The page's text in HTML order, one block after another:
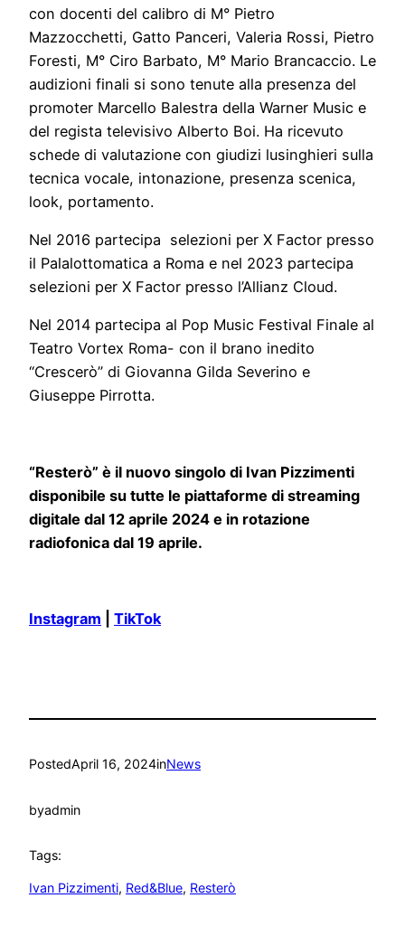
con docenti del calibro di M° Pietro
Mazzocchetti, Gatto Panceri, Valeria Rossi, Pietro
Foresti, M° Ciro Barbato, M° Mario Brancaccio. Le
audizioni finali si sono tenute alla presenza del
promoter Marcello Balestra della Warner Music e
del regista televisivo Alberto Boi. Ha ricevuto
schede di valutazione con giudizi lusinghieri sulla
tecnica vocale, intonazione, presenza scenica,
look, portamento.
Nel 2016 partecipa selezioni per X Factor presso
il Palalottomatica a Roma e nel 2023 partecipa
selezioni per X Factor presso l’Allianz Cloud.
Nel 2014 partecipa al Pop Music Festival Finale al
Teatro Vortex Roma- con il brano inedito
“Crescerò” di Giovanna Gilda Severino e
Giuseppe Pirrotta.
“Resterò” è il nuovo singolo di Ivan Pizzimenti
disponibile su tutte le piattaforme di streaming
digitale dal 12 aprile 2024 e in rotazione
radiofonica dal 19 aprile.
Instagram TikTok
PostedApril 16, 2024inNews
byadmin
Tags:
Ivan Pizzimenti, Red&Blue, Resterò